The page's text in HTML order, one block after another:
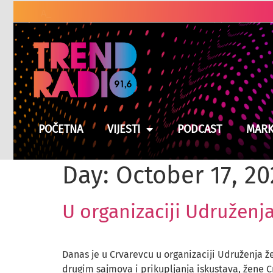
POČETNA VIJESTI PODCAST
Day: October 17,
U organizaciji
Danas je u Crvarevcu u organizaciji
drugim sajmova i prikupljanja iskustava, žene